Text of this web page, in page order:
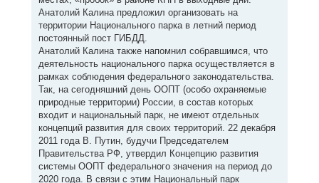
Анатолий Калина предложил организовать на
территории Национального парка в летний период
постоянный пост ГИБДД.
Анатолий Калина также напомнил собравшимся, что
деятельность национального парка осуществляется в
рамках соблюдения федерального законодательства.
Так, на сегодняшний день ООПТ (особо охраняемые
природные территории) России, в состав которых
входит и национальный парк, не имеют отдельных
концепций развития для своих территорий. 22 декабря
2011 года В. Путин, будучи Председателем
Правительства РФ, утвердил Концепцию развития
системы ООПТ федерального значения на период до
2020 года. В связи с этим Национальный парк